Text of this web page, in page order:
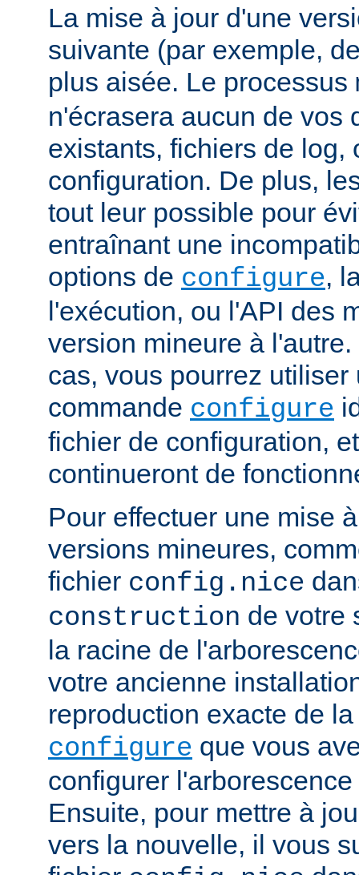
La mise à jour d'une
suivante (par exemple,
plus aisée. Le processus
n'écrasera aucun de vos
existants, fichiers de log,
configuration. De plus,
tout leur possible pour
entraînant une
options de configure,
l'exécution, ou l'API des
version mineure à
cas, vous pourrez utiliser
commande configure
fichier de configuration,
continueront de
Pour effectuer une mise
versions mineures,
fichier config.nice
construction de votre
la racine de
votre ancienne
reproduction exacte de
configure que vous
configurer
Ensuite, pour mettre à
vers la nouvelle, il vous